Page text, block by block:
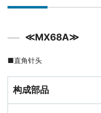
≪MX68A≫
■直角针头
构成部品